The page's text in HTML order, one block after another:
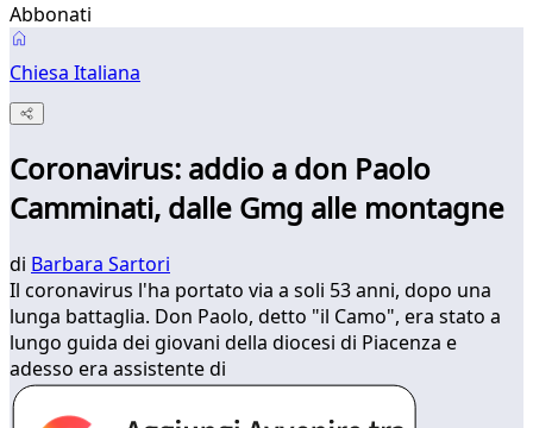
Abbonati
Chiesa Italiana
Coronavirus: addio a don Paolo
Camminati, dalle Gmg alle montagne
di Barbara Sartori
Il coronavirus l'ha portato via a soli 53 anni, dopo una
lunga battaglia. Don Paolo, detto "il Camo", era stato a
lungo guida dei giovani della diocesi di Piacenza e
adesso era assistente di